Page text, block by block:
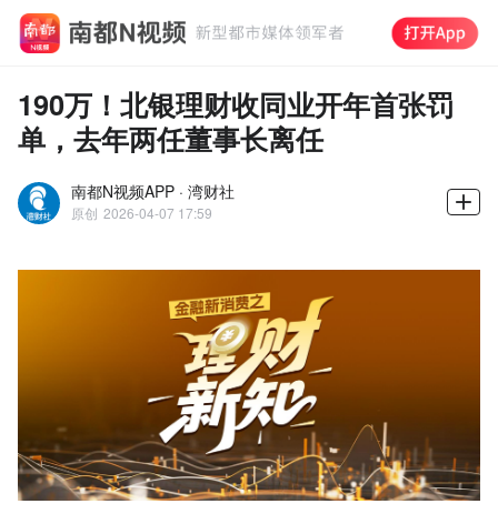
190万！北银理财收同业开年首张罚
单，去年两任董事长离任
南都N视频APP · 湾财社
原创 2026-04-07 17:59